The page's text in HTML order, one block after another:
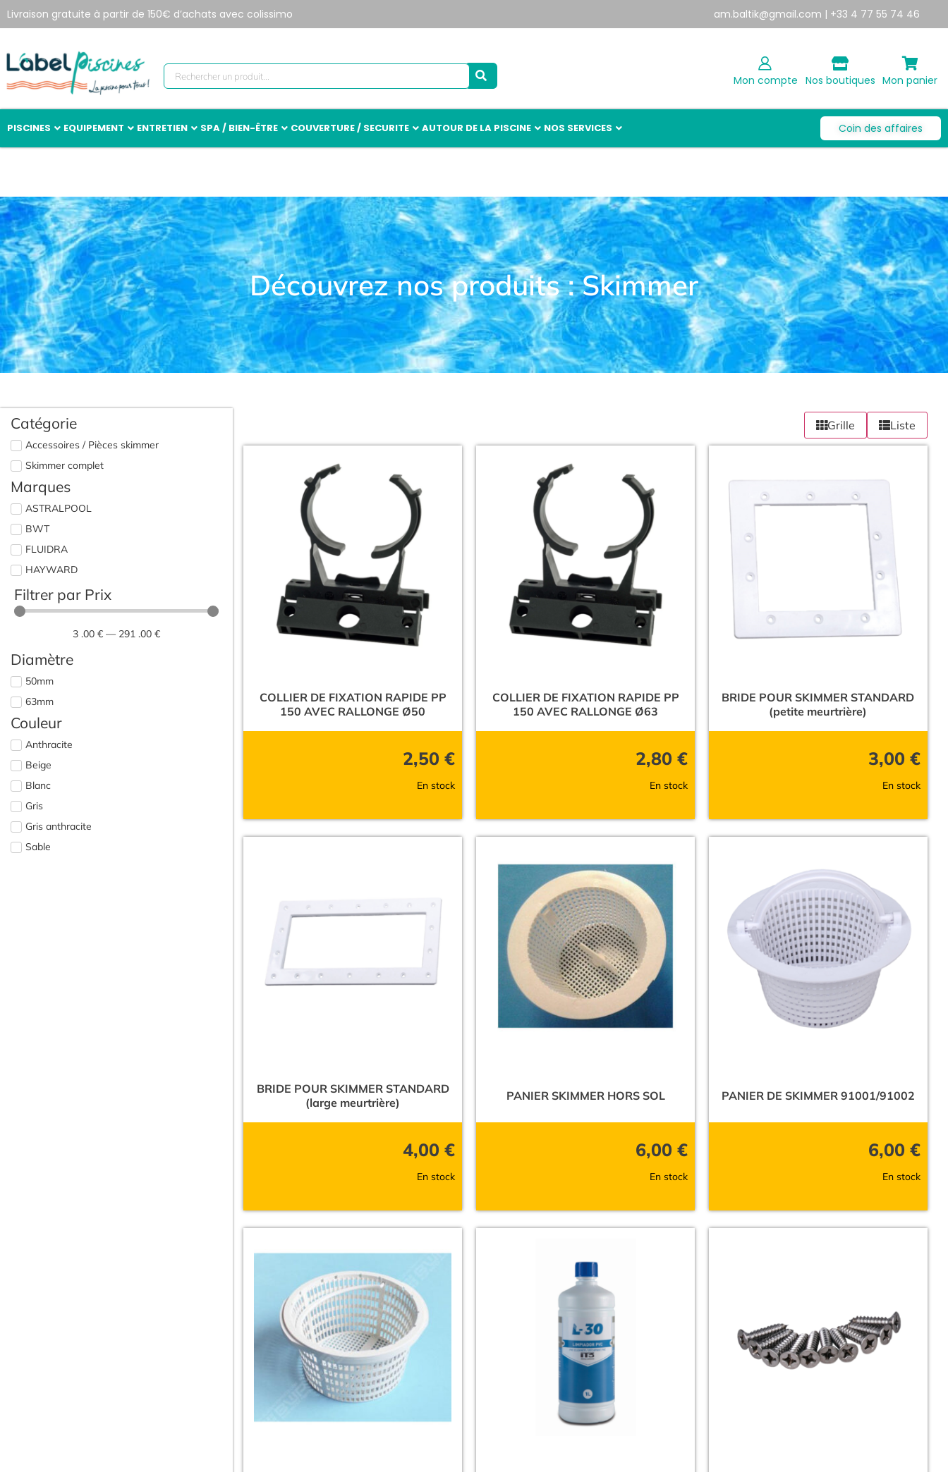
Livraison gratuite à partir de 150€ d’achats avec colissimo am.baltik@gmail.com | +33 4 77 55 74 46
Mon compte Nos boutiques Mon panier
PISCINES EQUIPEMENT ENTRETIEN SPA / BIEN-ÊTRE COUVERTURE / SECURITE AUTOUR DE LA PISCINE NOS SERVICES Coin des affaires
Découvrez nos produits : Skimmer
Catégorie
Accessoires / Pièces skimmer
Skimmer complet
Marques
ASTRALPOOL
BWT
FLUIDRA
HAYWARD
Filtrer par Prix
3 .00 € — 291 .00 €
Diamètre
50mm
63mm
Couleur
Anthracite
Beige
Blanc
Gris
Gris anthracite
Sable
Grille Liste
COLLIER DE FIXATION RAPIDE PP
150 AVEC RALLONGE Ø50
2,50€
En stock
COLLIER DE FIXATION RAPIDE PP
150 AVEC RALLONGE Ø63
2,80 €
En stock
BRIDE POUR SKIMMER STANDARD
(petite meurtrière)
3,00 €
En stock
BRIDE POUR SKIMMER STANDARD
(large meurtrière)
4,00€
En stock
PANIER SKIMMER HORS SOL
6,00 €
En stock
PANIER DE SKIMMER 91001/91002
6,00 €
En stock